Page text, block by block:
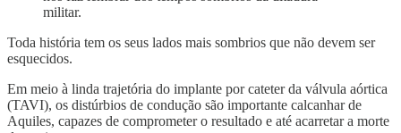
militar.
Toda história tem os seus lados mais sombrios que não devem ser
esquecidos.
Em meio à linda trajetória do implante por cateter da válvula aórtica
(TAVI), os distúrbios de condução são importante calcanhar de
Aquiles, capazes de comprometer o resultado e até acarretar a morte